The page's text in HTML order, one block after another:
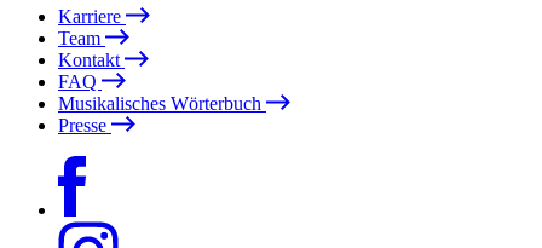
Karriere
Team
Kontakt
FAQ
Musikalisches Wörterbuch
Presse